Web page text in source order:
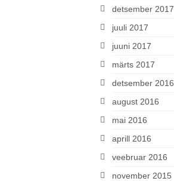
detsember 2017
juuli 2017
juuni 2017
märts 2017
detsember 2016
august 2016
mai 2016
aprill 2016
veebruar 2016
november 2015